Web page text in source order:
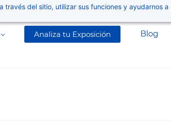
del sitio, utilizar sus funciones y ayudarnos
Analiza tu Exposición Blog